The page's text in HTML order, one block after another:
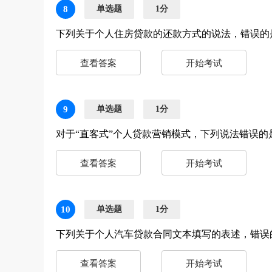
8 单选题 1分
下列关于个人住房贷款的还款方式的说法，错误的
查看答案 开始考试
9 单选题 1分
对于“直客式”个人贷款营销模式，下列说法错误的
查看答案 开始考试
10 单选题 1分
下列关于个人汽车贷款合同文本填写的表述，错误
查看答案 开始考试